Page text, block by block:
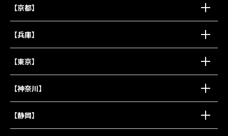
【京都】
【兵庫】
【東京】
【神奈川】
【静岡】